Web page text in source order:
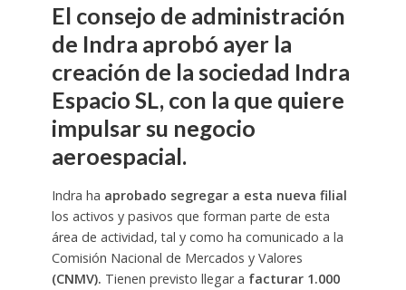
El consejo de administración
de Indra aprobó ayer la
creación de la sociedad Indra
Espacio SL, con la que quiere
impulsar su negocio
aeroespacial.
Indra ha aprobado segregar a esta nueva filial
los activos y pasivos que forman parte de esta
área de actividad, tal y como ha comunicado a la
Comisión Nacional de Mercados y Valores
(CNMV). Tienen previsto llegar a facturar 1.000